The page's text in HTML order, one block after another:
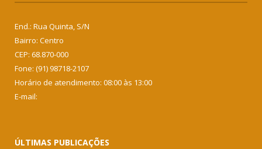
End.: Rua Quinta, S/N
Bairro: Centro
CEP: 68.870-000
Fone: (91) 98718-2107
Horário de atendimento: 08:00 às 13:00
E-mail:
ÚLTIMAS PUBLICAÇÕES